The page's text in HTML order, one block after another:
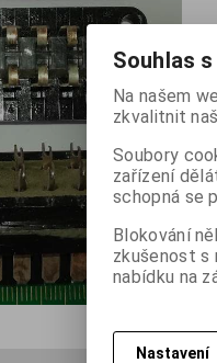
Souhlas
Na našem
zkvalitnit
Soubory
zařízení
schopná se
Blokování
zkušenost s
nabídku na
Nastavení